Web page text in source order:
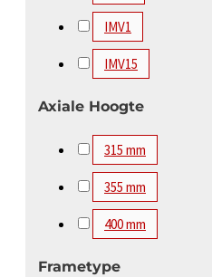
IMV1
IMV15
Axiale Hoogte
315 mm
355 mm
400 mm
Frametype